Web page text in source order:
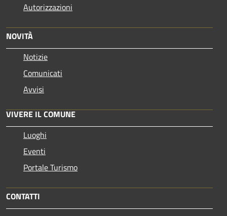
Autorizzazioni
NOVITÀ
Notizie
Comunicati
Avvisi
VIVERE IL COMUNE
Luoghi
Eventi
Portale Turismo
CONTATTI